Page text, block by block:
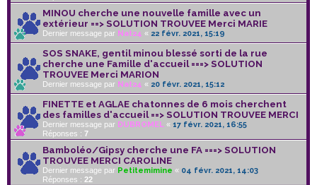
MINOU cherche une nouvelle famille avec un
extérieur ==> SOLUTION TROUVEE Merci MARIE
Dernier message par Nat24 « 22 févr. 2021, 15:19
SOS SNAKE, gentil minou blessé sorti de la rue
cherche une Famille d'accueil ===> SOLUTION
TROUVEE Merci MARION
Dernier message par Nat24 « 20 févr. 2021, 15:12
FINETTE et AGLAE chatonnes de 6 mois cherchent
des familles d'accueil ==> SOLUTION TROUVEE MERCI
Dernier message par DUBROMEL « 17 févr. 2021, 16:55
Réponses : 7
Bamboléo/Gipsy cherche une FA ===> SOLUTION
TROUVEE MERCI CAROLINE
Dernier message par Petitemimine « 04 févr. 2021, 14:03
Réponses : 22